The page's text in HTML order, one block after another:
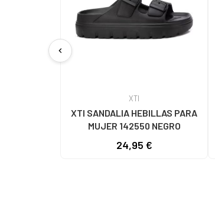
chevron_left
XTI
XTI SANDALIA HEBILLAS PARA
MUJER 142550 NEGRO
24,95 €